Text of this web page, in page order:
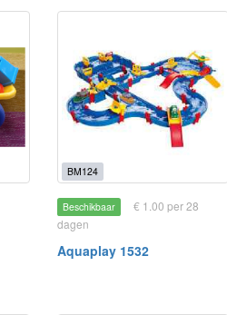
BM124
Beschikbaar
€ 1.00 per 28
dagen
Aquaplay 1532